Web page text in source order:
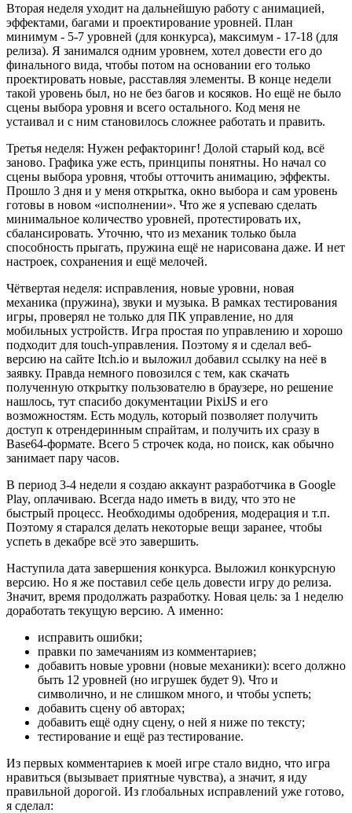
Вторая неделя уходит на дальнейшую работу с анимацией,
эффектами, багами и проектирование уровней. План
минимум - 5-7 уровней (для конкурса), максимум - 17-18 (для
релиза). Я занимался одним уровнем, хотел довести его до
финального вида, чтобы потом на основании его только
проектировать новые, расставляя элементы. В конце недели
такой уровень был, но не без багов и косяков. Но ещё не было
сцены выбора уровня и всего остального. Код меня не
устаивал и с ним становилось сложнее работать и править.
Третья неделя: Нужен рефакторинг! Долой старый код, всё
заново. Графика уже есть, принципы понятны. Но начал со
сцены выбора уровня, чтобы отточить анимацию, эффекты.
Прошло 3 дня и у меня открытка, окно выбора и сам уровень
готовы в новом «исполнении». Что же я успеваю сделать
минимальное количество уровней, протестировать их,
сбалансировать. Уточню, что из механик только была
способность прыгать, пружина ещё не нарисована даже. И нет
настроек, сохранения и ещё мелочей.
Чётвертая неделя: исправления, новые уровни, новая
механика (пружина), звуки и музыка. В рамках тестирования
игры, проверял не только для ПК управление, но для
мобильных устройств. Игра простая по управлению и хорошо
подходит для touch-управления. Поэтому я и сделал веб-
версию на сайте Itch.io и выложил добавил ссылку на неё в
заявку. Правда немного повозился с тем, как скачать
полученную открытку пользователю в браузере, но решение
нашлось, тут спасибо документации PixiJS и его
возможностям. Есть модуль, который позволяет получить
доступ к отрендеринным спрайтам, и получить их сразу в
Base64-формате. Всего 5 строчек кода, но поиск, как обычно
занимает пару часов.
В период 3-4 недели я создаю аккаунт разработчика в Google
Play, оплачиваю. Всегда надо иметь в виду, что это не
быстрый процесс. Необходимы одобрения, модерация и т.п.
Поэтому я старался делать некоторые вещи заранее, чтобы
успеть в декабре всё это завершить.
Наступила дата завершения конкурса. Выложил конкурсную
версию. Но я же поставил себе цель довести игру до релиза.
Значит, время продолжать разработку. Новая цель: за 1 неделю
доработать текущую версию. А именно:
исправить ошибки;
правки по замечаниям из комментариев;
добавить новые уровни (новые механики): всего должно
быть 12 уровней (но игрушек будет 9). Что и
символично, и не слишком много, и чтобы успеть;
добавить сцену об авторах;
добавить ещё одну сцену, о ней я ниже по тексту;
тестирование и ещё раз тестирование.
Из первых комментариев к моей игре стало видно, что игра
нравиться (вызывает приятные чувства), а значит, я иду
правильной дорогой. Из глобальных исправлений уже готово,
я сделал: